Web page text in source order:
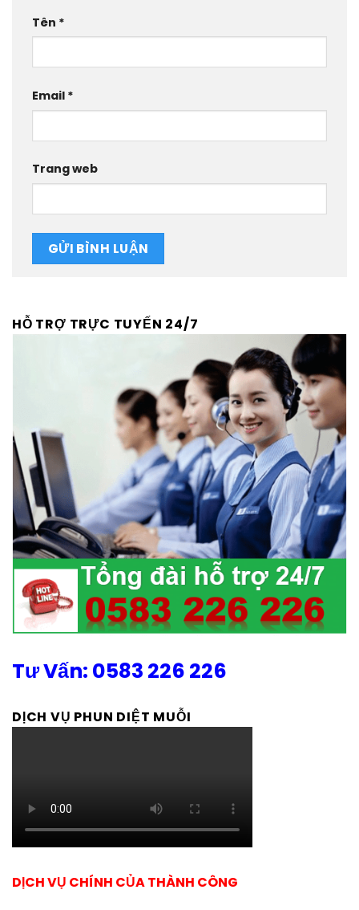
Tên *
Email *
Trang web
HỖ TRỢ TRỰC TUYẾN 24/7
Tư Vấn: 0583 226 226
DỊCH VỤ PHUN DIỆT MUỖI
DỊCH VỤ CHÍNH CỦA THÀNH CÔNG